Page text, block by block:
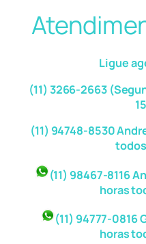
Ligue
(11) 3266-2663
(11) 94748-8530
(11) 98467-8116
horas
(11) 94777-0816
horas